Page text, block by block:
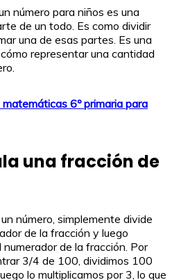
número para niños es una
de un todo. Es como dividir
una de esas partes. Es una
representar una cantidad
6º primaria para
una fracción de
número, simplemente divide
de la fracción y luego
de la fracción. Por
3/4 de 100, dividimos 100
lo multiplicamos por 3, lo que